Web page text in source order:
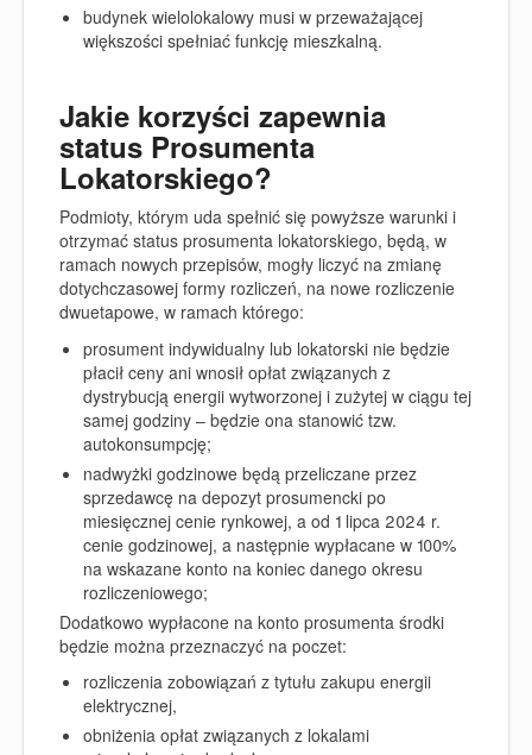
budynek wielolokalowy musi w przeważającej
większości spełniać funkcję mieszkalną.
Jakie korzyści zapewnia
status Prosumenta
Lokatorskiego?
Podmioty, którym uda spełnić się powyższe warunki i
otrzymać status prosumenta lokatorskiego, będą, w
ramach nowych przepisów, mogły liczyć na zmianę
dotychczasowej formy rozliczeń, na nowe rozliczenie
dwuetapowe, w ramach którego:
prosument indywidualny lub lokatorski nie będzie
płacił ceny ani wnosił opłat związanych z
dystrybucją energii wytworzonej i zużytej w ciągu tej
samej godziny – będzie ona stanowić tzw.
autokonsumpcję;
nadwyżki godzinowe będą przeliczane przez
sprzedawcę na depozyt prosumencki po
miesięcznej cenie rynkowej, a od 1 lipca 2024 r.
cenie godzinowej, a następnie wypłacane w 100%
na wskazane konto na koniec danego okresu
rozliczeniowego;
Dodatkowo wypłacone na konto prosumenta środki
będzie można przeznaczyć na poczet:
rozliczenia zobowiązań z tytułu zakupu energii
elektrycznej,
obniżenia opłat związanych z lokalami